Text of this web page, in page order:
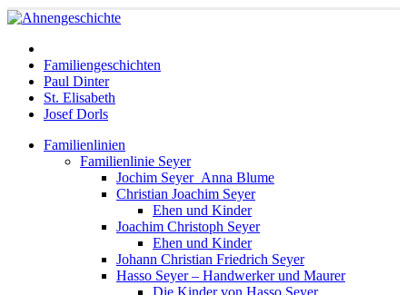
Familiengeschichten
Paul Dinter
St. Elisabeth
Josef Dorls
Familienlinien
Familienlinie Seyer
Jochim Seyer_Anna Blume
Christian Joachim Seyer
Ehen und Kinder
Joachim Christoph Seyer
Ehen und Kinder
Johann Christian Friedrich Seyer
Hasso Seyer – Handwerker und Maurer
Die Kinder von Hasso Seyer